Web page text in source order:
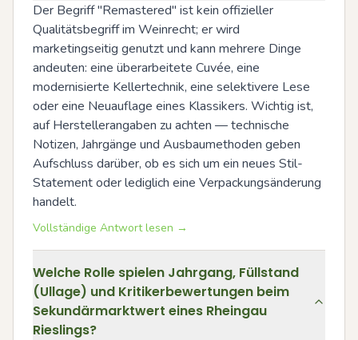
Der Begriff "Remastered" ist kein offizieller
Qualitätsbegriff im Weinrecht; er wird
marketingseitig genutzt und kann mehrere Dinge
andeuten: eine überarbeitete Cuvée, eine
modernisierte Kellertechnik, eine selektivere Lese
oder eine Neuauflage eines Klassikers. Wichtig ist,
auf Herstellerangaben zu achten — technische
Notizen, Jahrgänge und Ausbaumethoden geben
Aufschluss darüber, ob es sich um ein neues Stil-
Statement oder lediglich eine Verpackungsänderung
handelt.
Vollständige Antwort lesen →
Welche Rolle spielen Jahrgang, Füllstand
(Ullage) und Kritikerbewertungen beim
Sekundärmarktwert eines Rheingau
Rieslings?